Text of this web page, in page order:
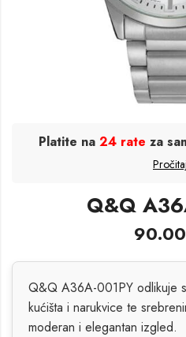
Platite na 24 rate za
Q&Q
90.00
Q&Q A36A-001PY odlikuje
kućišta i narukvice te
moderan i elegantan izgled.